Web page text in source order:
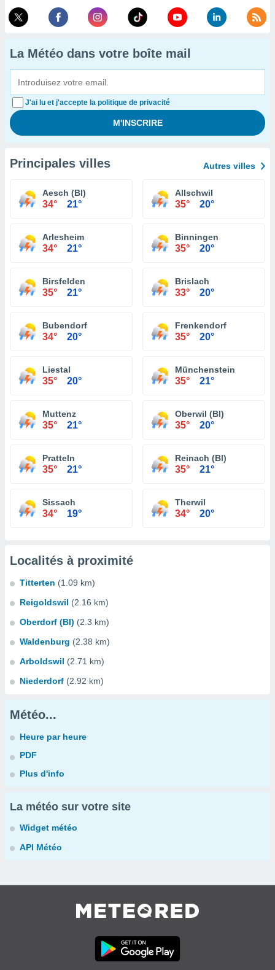
La Météo dans votre boîte mail
J'ai lu et j'accepte la politique de privacité
Principales villes Autres villes
Aesch (Bl)
34° 21°
Allschwil
35° 20°
Arlesheim
34° 21°
Binningen
35° 20°
Birsfelden
35° 21°
Brislach
33° 20°
Bubendorf
34° 20°
Frenkendorf
35° 20°
Liestal
35° 20°
Münchenstein
35° 21°
Muttenz
35° 21°
Oberwil (Bl)
35° 20°
Pratteln
35° 21°
Reinach (Bl)
35° 21°
Sissach
34° 19°
Therwil
34° 20°
Localités à proximité
Titterten (1.09 km)
Reigoldswil (2.16 km)
Oberdorf (Bl) (2.3 km)
Waldenburg (2.38 km)
Arboldswil (2.71 km)
Niederdorf (2.92 km)
Météo...
Heure par heure
PDF
Plus d'info
La météo sur votre site
Widget météo
API Météo